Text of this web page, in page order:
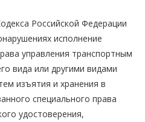
Российской Федерации
исполнение
управления транспортным
вида или другими видами
изъятия и хранения в
специального права
удостоверения,